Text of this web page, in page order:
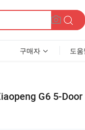
구매자 도
G6 5-